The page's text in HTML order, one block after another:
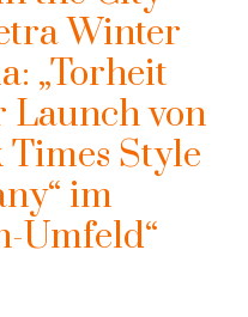
Winter
„Torheit
Launch von
Times Style
im
Umfeld“